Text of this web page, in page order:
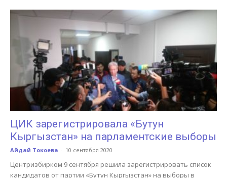
ЦИК зарегистрировала «Бутун
Кыргызстан» на парламентские выборы
Айдай Токоева - 10 сентября 2020
Центризбирком 9 сентября решила зарегистрировать список
кандидатов от партии «Бутун Кыргызстан» на выборы в